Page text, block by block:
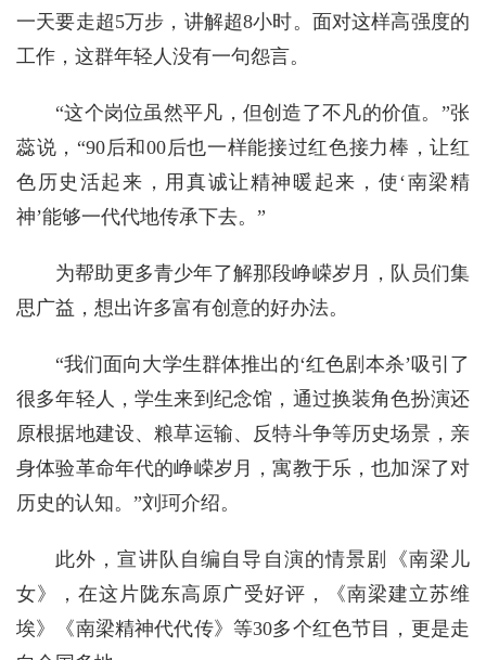
一天要走超5万步，讲解超8小时。面对这样高强度的
工作，这群年轻人没有一句怨言。
“这个岗位虽然平凡，但创造了不凡的价值。”张
蕊说，“90后和00后也一样能接过红色接力棒，让红
色历史活起来，用真诚让精神暖起来，使‘南梁精
神’能够一代代地传承下去。”
为帮助更多青少年了解那段峥嵘岁月，队员们集
思广益，想出许多富有创意的好办法。
“我们面向大学生群体推出的‘红色剧本杀’吸引了
很多年轻人，学生来到纪念馆，通过换装角色扮演还
原根据地建设、粮草运输、反特斗争等历史场景，亲
身体验革命年代的峥嵘岁月，寓教于乐，也加深了对
历史的认知。”刘珂介绍。
此外，宣讲队自编自导自演的情景剧《南梁儿
女》，在这片陇东高原广受好评，《南梁建立苏维
埃》《南梁精神代代传》等30多个红色节目，更是走